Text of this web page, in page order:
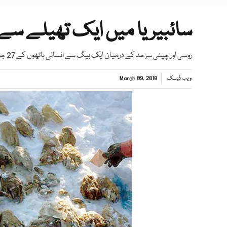
سائبیریا میں ایک تھیلے سے 54 انسانی ہاتھ
روسی اور چینی سرحد کے درمیان ایک بیگ سے انسانی ہاتھوں کے 27 جوڑے برآمد ہونے سے خوف و ہراس پھیل گیا۔
ویب ڈیسک March 09, 2018